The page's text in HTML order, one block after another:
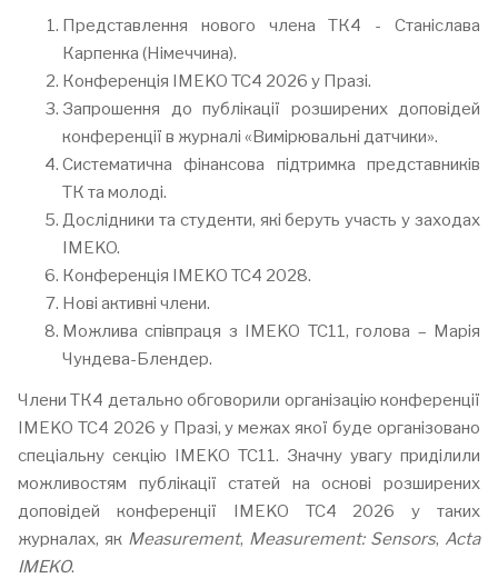
Представлення нового члена ТК4 - Станіслава
Карпенка (Німеччина).
Конференція IMEKO TC4 2026 у Празі.
Запрошення до публікації розширених доповідей
конференції в журналі «Вимірювальні датчики».
Систематична фінансова підтримка представників
ТК та молоді.
Дослідники та студенти, які беруть участь у заходах
IMEKO.
Конференція IMEKO TC4 2028.
Нові активні члени.
Можлива співпраця з IMEKO TC11, голова – Марія
Чундева-Блендер.
Члени ТК4 детально обговорили організацію конференції
IMEKO TC4 2026 у Празі, у межах якої буде організовано
спеціальну секцію IMEKO TC11. Значну увагу приділили
можливостям публікації статей на основі розширених
доповідей конференції IMEKO TC4 2026 у таких
журналах, як Measurement, Measurement: Sensors, Acta
IMEKO.